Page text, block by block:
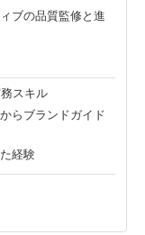
ブの品質監修と進
スキル
らブランドガイド
経験